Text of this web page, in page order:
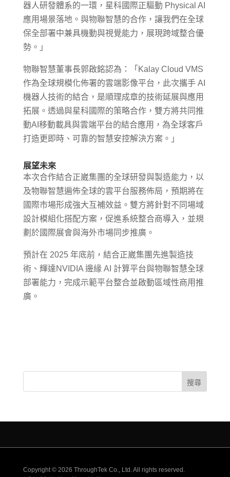
器人研發體系的一環，星科國際正驅動 Physical AI
應用場景落地。與物聯智慧的合作，讓我們在全球
保全部署中兼具機動與視覺能力，展現跨域整合優
勢。」
物聯智慧董事長郭啟銘認為：「Kalay Cloud VMS
作為全球規模化佈署的雲端影像平台，此次攜手 AI
機器人技術的結合，是順理成章的技術延展與應用
拓展。透過與星科國際的策略合作，雙方將共同推
動AI移動載具與雲端平台的結合應用，為全球客戶
打造更即時、可靠的智慧安控解決方案。」
展望未來
本次合作結合正崴集團的全球研發與製造能力，以
及物聯智慧遍佈全球的雲平台服務佈局，預期將在
國際市場形成強大互補效益。雙方將針對不同場域
設計模組化搭配方案，促進系統整合商導入，並規
劃於國際展會與海外市場同步推廣。
預計在 2025 年底前，結合正崴集團先進製造技
術、輝達NVIDIA 邊緣 AI 計算平台與物聯智慧全球
部署能力，完成示範平台整合並啟動區域性商用推
廣。
Copyright © 2026 ThroughTek Co., Ltd. All rights reserved.